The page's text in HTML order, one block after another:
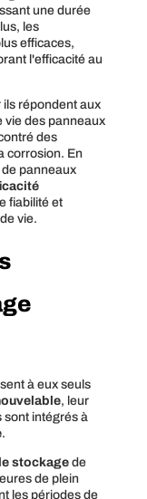
une durée
les
efficaces,
l'efficacité au
répondent aux
vie des panneaux
des
corrosion. En
panneaux
fiabilité et
vie.
à eux seuls
, leur
sont intégrés à
.
stockagede
de plein
les périodes de